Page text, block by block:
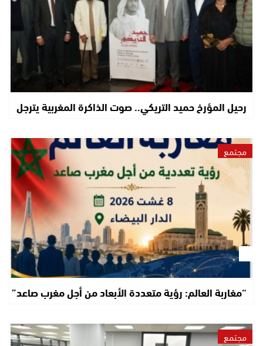
رحيل المؤرخ حميد التريكي.. صوت الذاكرة المغربية يترجل
مجتمع
“مغاربة العالم: رؤية متعددة الأبعاد من أجل مغرب صاعد”
مجتمع